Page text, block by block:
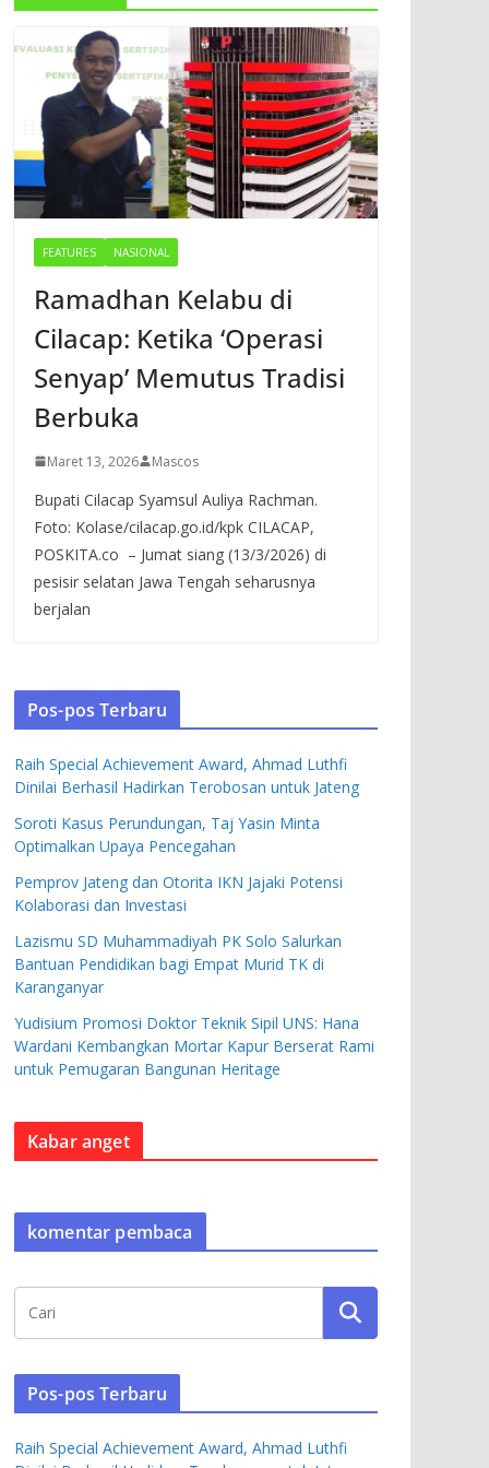
FEATURES NASIONAL
Ramadhan Kelabu di
Cilacap: Ketika ‘Operasi
Senyap’ Memutus Tradisi
Berbuka
Maret 13, 2026 Mascos
Bupati Cilacap Syamsul Auliya Rachman.
Foto: Kolase/cilacap.go.id/kpk CILACAP,
POSKITA.co – Jumat siang (13/3/2026) di
pesisir selatan Jawa Tengah seharusnya
berjalan
Pos-pos Terbaru
Raih Special Achievement Award, Ahmad Luthfi
Dinilai Berhasil Hadirkan Terobosan untuk Jateng
Soroti Kasus Perundungan, Taj Yasin Minta
Optimalkan Upaya Pencegahan
Pemprov Jateng dan Otorita IKN Jajaki Potensi
Kolaborasi dan Investasi
Lazismu SD Muhammadiyah PK Solo Salurkan
Bantuan Pendidikan bagi Empat Murid TK di
Karanganyar
Yudisium Promosi Doktor Teknik Sipil UNS: Hana
Wardani Kembangkan Mortar Kapur Berserat Rami
untuk Pemugaran Bangunan Heritage
Kabar anget
komentar pembaca
Pos-pos Terbaru
Raih Special Achievement Award, Ahmad Luthfi